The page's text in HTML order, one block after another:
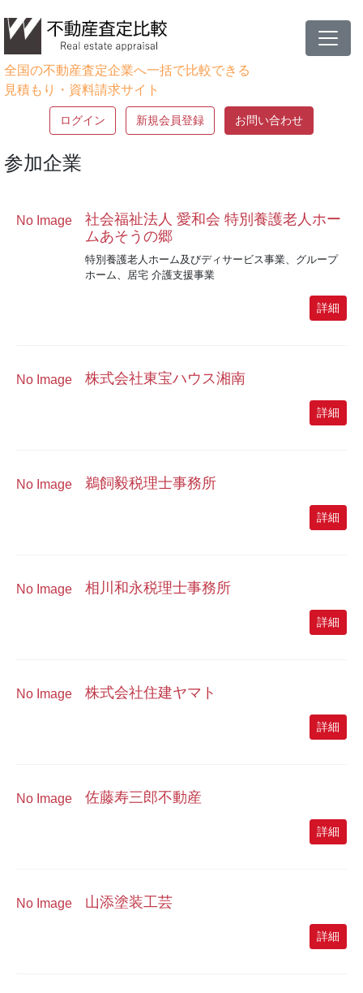
全国の不動産査定企業へ一括で比較できる
見積もり・資料請求サイト
ログイン 新規会員登録 お問い合わせ
参加企業
No Image
社会福祉法人 愛和会 特別養護老人ホー
ムあそうの郷
特別養護老人ホーム及びディサービス事業、グループ
ホーム、居宅 介護支援事業
詳細
No Image 株式会社東宝ハウス湘南
詳細
No Image 鵜飼毅税理士事務所
詳細
No Image 相川和永税理士事務所
詳細
No Image 株式会社住建ヤマト
詳細
No Image 佐藤寿三郎不動産
詳細
No Image 山添塗装工芸
詳細